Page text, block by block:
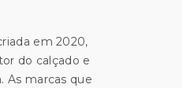
em 2020,
do calçado e
As marcas que